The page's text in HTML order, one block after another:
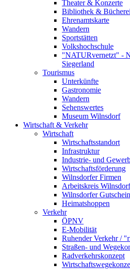
Theater & Konzerte
Bibliothek &
Ehrenamtskarte
Wandern
Sportstätten
Volkshochschule
"NATURvernetzt" -
Siegerland
Tourismus
Unterkünfte
Gastronomie
Wandern
Sehenswertes
Museum Wilnsdorf
Wirtschaft & Verkehr
Wirtschaft
Wirtschaftsstandort
Infrastruktur
Industrie- und
Wirtschaftsförderung
Wilnsdorfer Firmen
Arbeitskreis
Wilnsdorfer Gutschein
Heimatshoppen
Verkehr
ÖPNV
E-Mobilität
Ruhender Verkehr /
Straßen- und
Radverkehrskonzept